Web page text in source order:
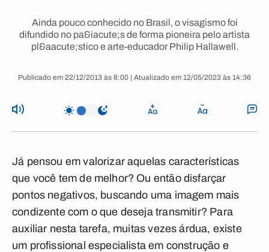
Ainda pouco conhecido no Brasil, o visagismo foi
difundido no pa&iacute;s de forma pioneira pelo artista
pl&aacute;stico e arte-educador Philip Hallawell.
Publicado em 22/12/2013 às 8:00 | Atualizado em 12/05/2023 às 14:36
Já pensou em valorizar aquelas características
que você tem de melhor? Ou então disfarçar
pontos negativos, buscando uma imagem mais
condizente com o que deseja transmitir? Para
auxiliar nesta tarefa, muitas vezes árdua, existe
um profissional especialista em construção e